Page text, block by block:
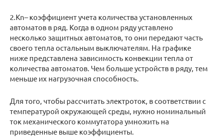
2.Kn– коэффициент учета количества установленных
автоматов в ряд. Когда в одном ряду уставлено
несколько защитных автоматов, то они передают часть
своего тепла остальным выключателям. На графике
ниже представлена зависимость конвекции тепла от
количества автоматов. Чем больше устройств в ряду, тем
меньше их нагрузочная способность.
Для того, чтобы рассчитать электроток, в соответствии с
температурой окружающей среды, нужно номинальный
ток механического коммутатора умножить на
приведенные выше коэффициенты.